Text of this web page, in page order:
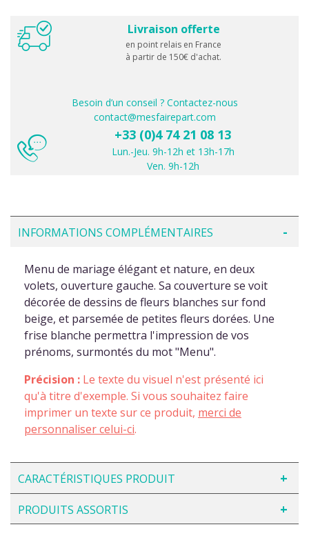
Livraison offerte
en point relais en France
à partir de 150€ d'achat.
Besoin d’un conseil ? Contactez-nous
contact@mesfairepart.com
+33 (0)4 74 21 08 13
Lun.-Jeu. 9h-12h et 13h-17h
Ven. 9h-12h
INFORMATIONS COMPLÉMENTAIRES
Menu de mariage élégant et nature, en deux
volets, ouverture gauche. Sa couverture se voit
décorée de dessins de fleurs blanches sur fond
beige, et parsemée de petites fleurs dorées. Une
frise blanche permettra l'impression de vos
prénoms, surmontés du mot "Menu".
Précision : Le texte du visuel n'est présenté ici
qu'à titre d'exemple. Si vous souhaitez faire
imprimer un texte sur ce produit, merci de
personnaliser celui-ci.
CARACTÉRISTIQUES PRODUIT
PRODUITS ASSORTIS